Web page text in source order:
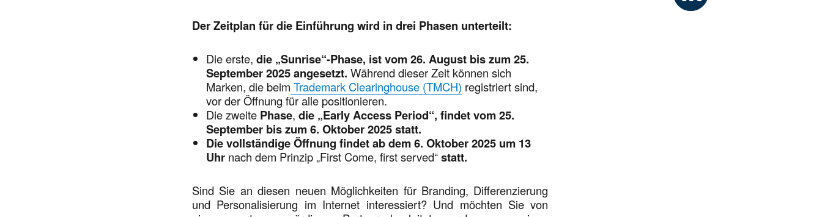
Der Zeitplan für die Einführung wird in drei Phasen unterteilt:
Die erste,die „Sunrise“-Phase, ist vom 26. August bis zum 25.
September 2025 angesetzt.Während dieser Zeit können sich
Marken, die beim Trademark Clearinghouse (TMCH) registriert sind,
vor der Öffnung für alle positionieren.
Die zweite Phase, die „Early Access Period“, findet vom 25.
September bis zum 6. Oktober 2025 statt.
Die vollständige Öffnung findet ab dem 6. Oktober 2025 um 13
Uhr nach dem Prinzip „First Come, first served“statt.
Sind Sie an diesen neuen Möglichkeiten für Branding, Differenzierung
und Personalisierung im Internet interessiert? Und möchten Sie von